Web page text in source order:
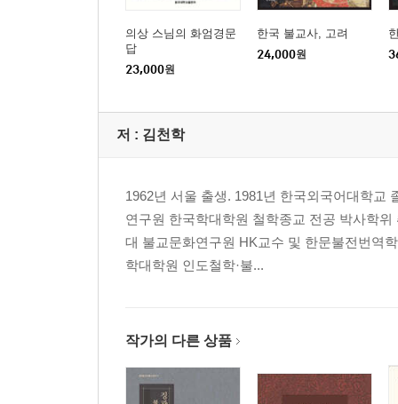
『무랑수경종요』
14 원효 찬 『무량수경종요』 연구 방법 개혁론 -
제5부 논리와화쟁
페이(岡本一平) … 479
16 원효 『판비량론』의 새로운 발굴 -고토미술관
장본을 중심으로- | 김영석 … 497
17 불교논리학의 흐름과 『판비량론』의 논쟁학 |
찾아보기 … 608
의상 스님의 화엄경문
답
23,000원
한국 불교사, 고려
24,000원
저 : 김천학
1962년 서울 출생. 1981년 한국외국어대학교
연구원 한국학대학원 철학종교 전공 박사학
대 불교문화연구원 HK교수 및 한문불전번역
학대학원 인도철학·불...
작가의 다른 상품